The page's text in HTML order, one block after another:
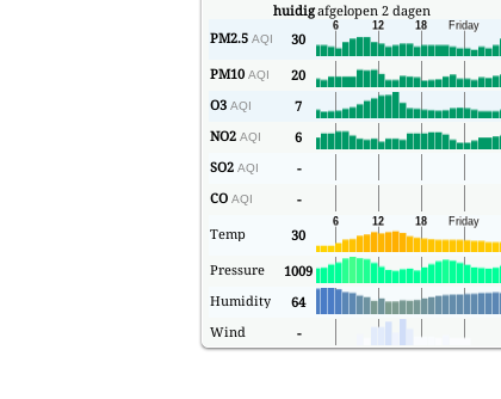
huidigafgelopen 2 dagen
PM2.5 AQI 30
PM10 AQI 20
O3 AQI 7
NO2 AQI 6
SO2 AQI -
CO AQI -
Temp
30
Pressure
1009
Humidity
64
Wind
-